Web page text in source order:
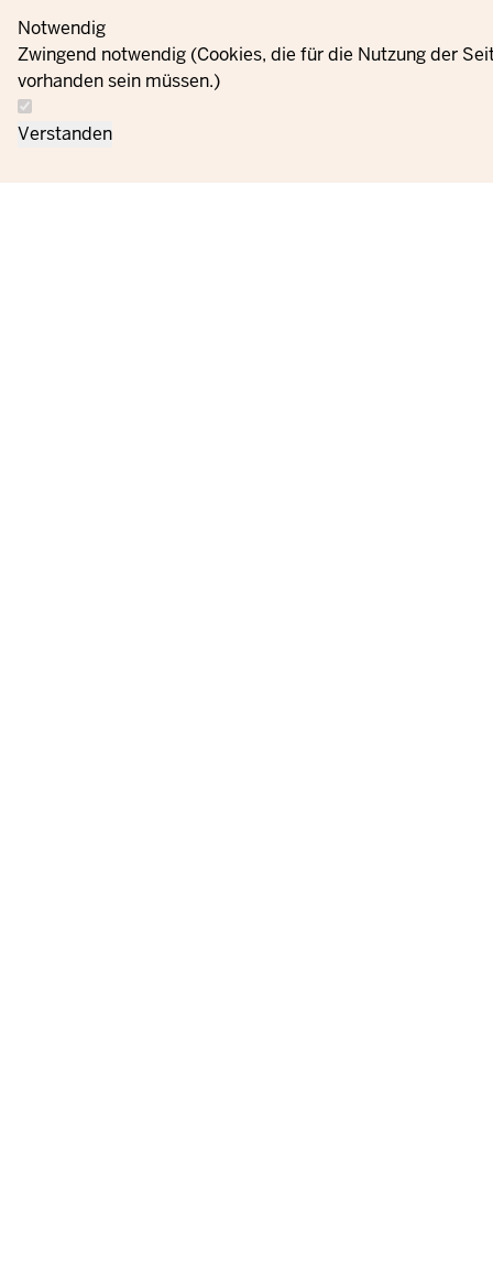
Notwendig
Zwingend notwendig (Cookies, die für die Nutzung der
vorhanden sein müssen.)
Verstanden